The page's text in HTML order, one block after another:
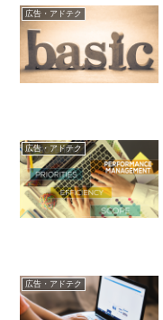
広告・アドテク
広告・アドテク
広告・アドテク